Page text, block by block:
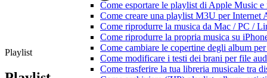
Come esportare le playlist di Apple Music
Come creare una playlist M3U per
Come riprodurre la musica da Mac / PC /
Come riprodurre la propria musica su
Come cambiare le copertine degli album
Come modificare i testi dei brani per file
Come trasferire la tua libreria musicale tra
Playlist